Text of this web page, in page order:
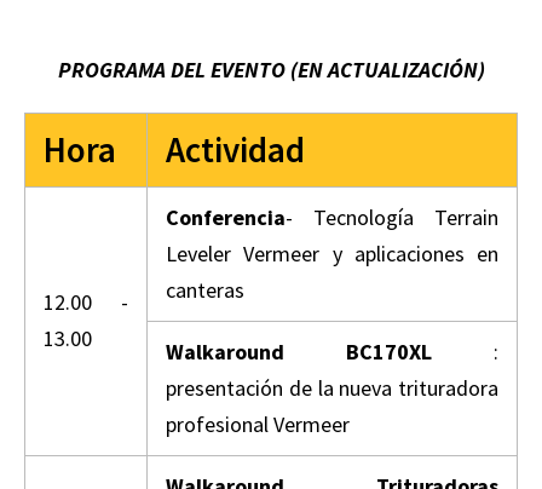
PROGRAMA DEL EVENTO (EN ACTUALIZACIÓN)
Hora Actividad
12.00 -
13.00
Conferencia- Tecnología Terrain
Leveler Vermeer y aplicaciones en
canteras
Walkaround BC170XL :
presentación de la nueva trituradora
profesional Vermeer